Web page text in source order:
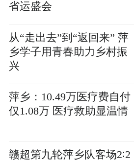
省运盛会
从“走出去”到“返回来” 萍
乡学子用青春助力乡村振
兴
萍乡：10.49万医疗费自付
仅1.08万 医疗救助显温情
赣超第九轮萍乡队客场2∶2